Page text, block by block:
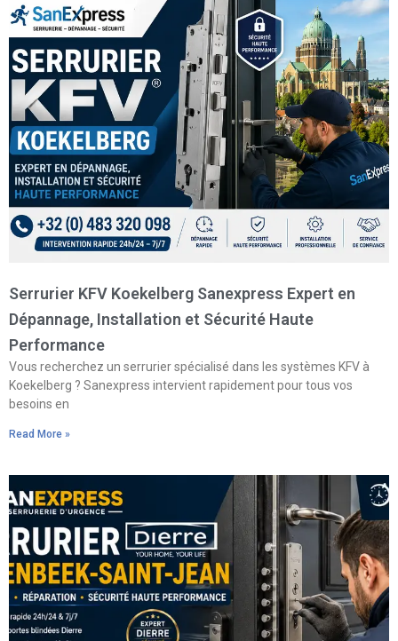
Serrurier KFV Koekelberg Sanexpress Expert en
Dépannage, Installation et Sécurité Haute
Performance
Vous recherchez un serrurier spécialisé dans les systèmes KFV à
Koekelberg ? Sanexpress intervient rapidement pour tous vos
besoins en
Read More »